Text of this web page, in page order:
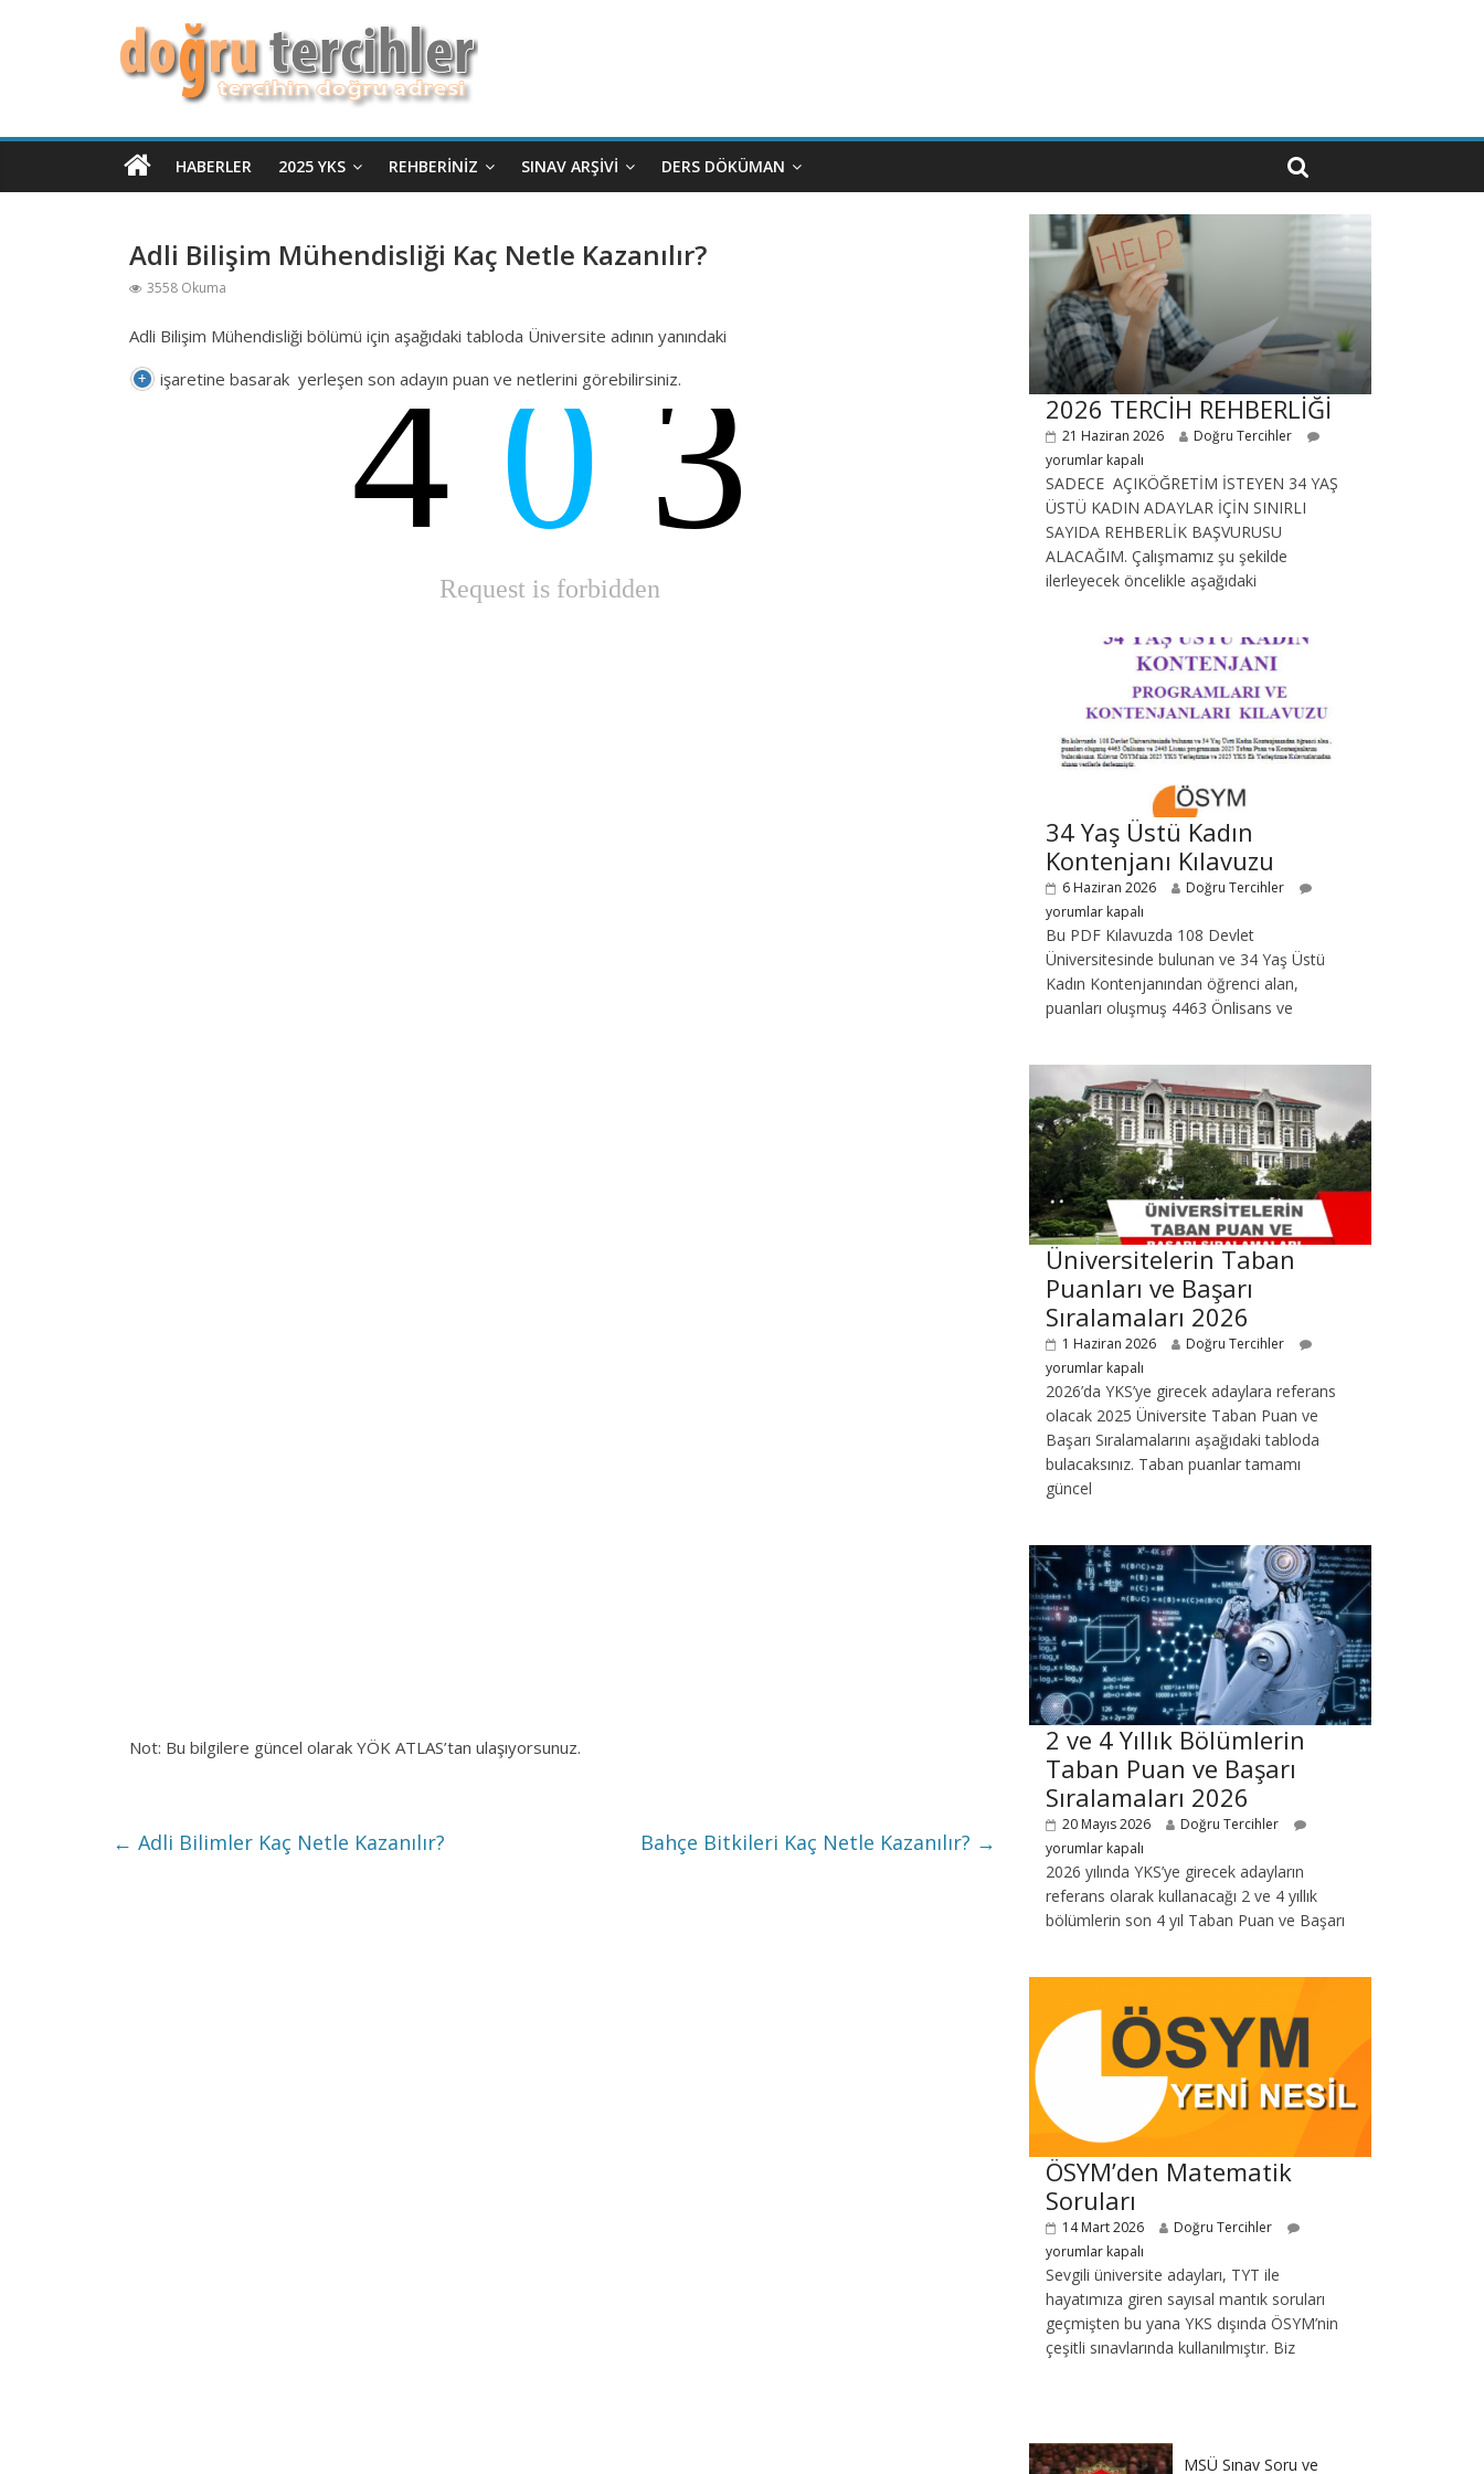
HABERLER 2025 YKS REHBERINIZ SINAV ARŞIVI DERS DÖKÜMAN
Adli Bilişim Mühendisliği Kaç Netle Kazanılır?
3558 Okuma
Adli Bilişim Mühendisliği bölümü için aşağıdaki tabloda Üniversite adının yanındaki
işaretine basarak yerleşen son adayın puan ve netlerini görebilirsiniz.
Not: Bu bilgilere güncel olarak YÖK ATLAS’tan ulaşıyorsunuz.
← Adli Bilimler Kaç Netle Kazanılır? Bahçe Bitkileri Kaç Netle Kazanılır? →
2026 TERCİH REHBERLİĞİ
21 Haziran 2026
Doğru Tercihler
yorumlar kapalı
SADECE AÇIKÖĞRETİM İSTEYEN 34 YAŞ
ÜSTÜ KADIN ADAYLAR İÇİN SINIRLI
SAYIDA REHBERLİK BAŞVURUSU
ALACAĞIM. Çalışmamız şu şekilde
ilerleyecek öncelikle aşağıdaki
34 Yaş Üstü Kadın
Kontenjanı Kılavuzu
6 Haziran 2026
Doğru Tercihler
yorumlar kapalı
Bu PDF Kılavuzda 108 Devlet
Üniversitesinde bulunan ve 34 Yaş Üstü
Kadın Kontenjanından öğrenci alan,
puanları oluşmuş 4463 Önlisans ve
Üniversitelerin Taban
Puanları ve Başarı
Sıralamaları 2026
1 Haziran 2026
Doğru Tercihler
yorumlar kapalı
2026’da YKS’ye girecek adaylara referans
olacak 2025 Üniversite Taban Puan ve
Başarı Sıralamalarını aşağıdaki tabloda
bulacaksınız. Taban puanlar tamamı
güncel
2 ve 4 Yıllık Bölümlerin
Taban Puan ve Başarı
Sıralamaları 2026
20 Mayıs 2026
Doğru Tercihler
yorumlar kapalı
2026 yılında YKS’ye girecek adayların
referans olarak kullanacağı 2 ve 4 yıllık
bölümlerin son 4 yıl Taban Puan ve Başarı
ÖSYM’den Matematik
Soruları
14 Mart 2026
Doğru Tercihler
yorumlar kapalı
Sevgili üniversite adayları, TYT ile
hayatımıza giren sayısal mantık soruları
geçmişten bu yana YKS dışında ÖSYM’nin
çeşitli sınavlarında kullanılmıştır. Biz
MSÜ Sınav Soru ve